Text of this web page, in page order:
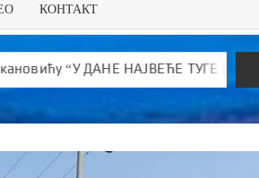
КОНТАКТ
ТУГЕ ШИРИШ ОТРОВ и јефтине